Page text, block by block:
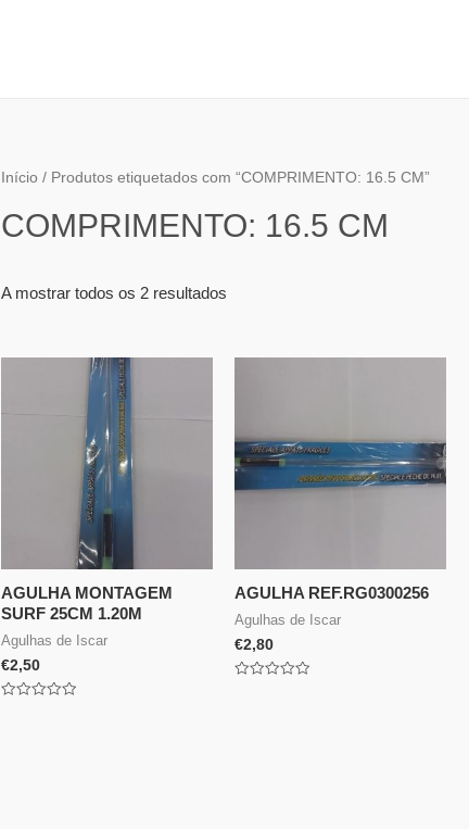
Início / Produtos etiquetados com “COMPRIMENTO: 16.5 CM”
COMPRIMENTO: 16.5 CM
A mostrar todos os 2 resultados
AGULHA MONTAGEM
SURF 25CM 1.20M
Agulhas de Iscar
€2,50
AGULHA REF.RG0300256
Agulhas de Iscar
€2,80